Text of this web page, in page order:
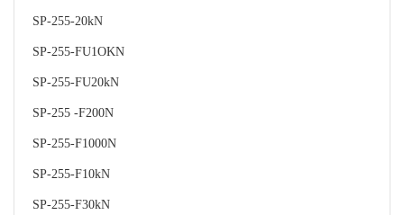
SP-255-20kN
SP-255-FU1OKN
SP-255-FU20kN
SP-255 -F200N
SP-255-F1000N
SP-255-F10kN
SP-255-F30kN